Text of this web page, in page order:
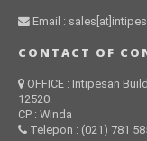
Email :
CONTACT OF
OFFICE : Intipesan
12520.
CP : Winda
Telepon : (021) 781